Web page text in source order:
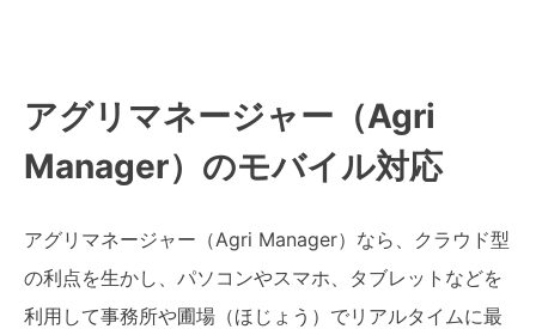
アグリマネージャー（Agri
Manager）のモバイル対応
アグリマネージャー（Agri Manager）なら、クラウド型
の利点を生かし、パソコンやスマホ、タブレットなどを
利用して事務所や圃場（ほじょう）でリアルタイムに最